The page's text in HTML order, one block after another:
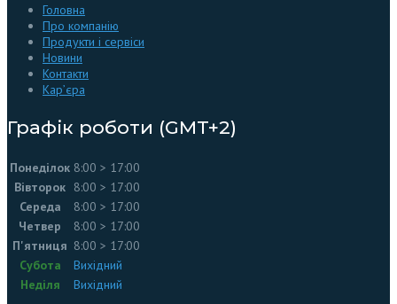
Головна
Про компанію
Продукти і сервіси
Новини
Контакти
Кар’єра
Графік роботи (GMT+2)
Понеділок 8:00 > 17:00
Вівторок 8:00 > 17:00
Середа
8:00 > 17:00
Четвер
8:00 > 17:00
П'ятниця 8:00 > 17:00
Субота
Вихідний
Неділя
Вихідний